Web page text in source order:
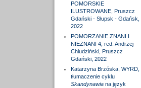
POMORSKIE
ILUSTROWANE, Pruszcz
Gdański - Słupsk - Gdańsk,
2022
POMORZANIE ZNANI I
NIEZNANI 4, red. Andrzej
Chludziński, Pruszcz
Gdański, 2022
Katarzyna Brzóska, WYRD,
tłumaczenie cyklu
Skandynawiana język